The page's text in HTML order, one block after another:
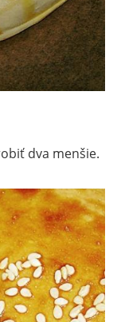
dva menšie.